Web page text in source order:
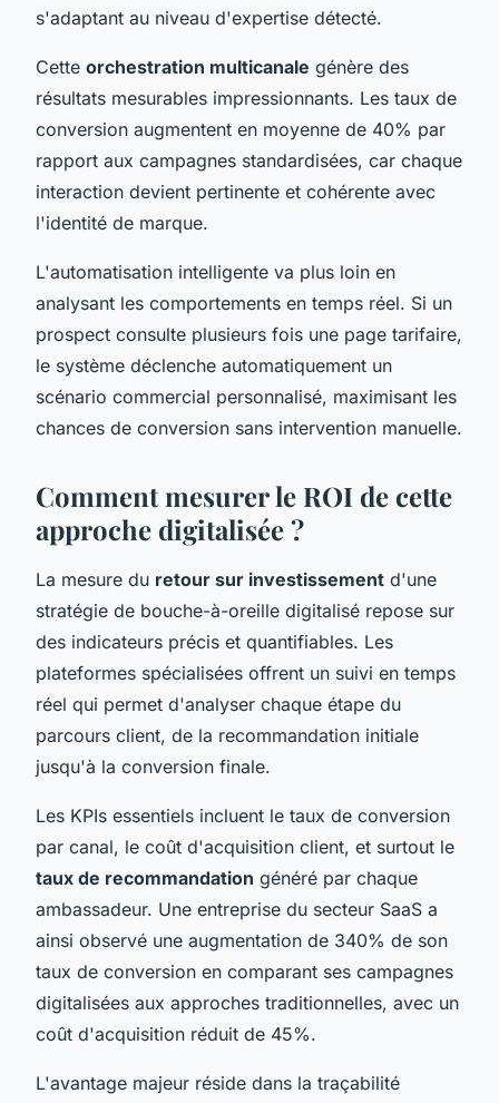
s'adaptant au niveau d'expertise détecté.
Cette orchestration multicanale génère des
résultats mesurables impressionnants. Les taux de
conversion augmentent en moyenne de 40% par
rapport aux campagnes standardisées, car chaque
interaction devient pertinente et cohérente avec
l'identité de marque.
L'automatisation intelligente va plus loin en
analysant les comportements en temps réel. Si un
prospect consulte plusieurs fois une page tarifaire,
le système déclenche automatiquement un
scénario commercial personnalisé, maximisant les
chances de conversion sans intervention manuelle.
Comment mesurer le ROI de cette
approche digitalisée ?
La mesure du retour sur investissement d'une
stratégie de bouche-à-oreille digitalisé repose sur
des indicateurs précis et quantifiables. Les
plateformes spécialisées offrent un suivi en temps
réel qui permet d'analyser chaque étape du
parcours client, de la recommandation initiale
jusqu'à la conversion finale.
Les KPIs essentiels incluent le taux de conversion
par canal, le coût d'acquisition client, et surtout le
taux de recommandation généré par chaque
ambassadeur. Une entreprise du secteur SaaS a
ainsi observé une augmentation de 340% de son
taux de conversion en comparant ses campagnes
digitalisées aux approches traditionnelles, avec un
coût d'acquisition réduit de 45%.
L'avantage majeur réside dans la traçabilité